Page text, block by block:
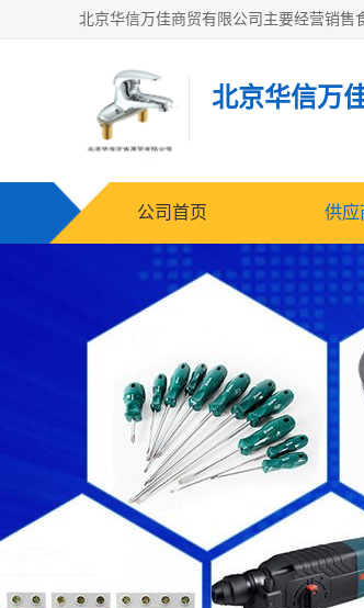
北京华信万
公司首页 供应